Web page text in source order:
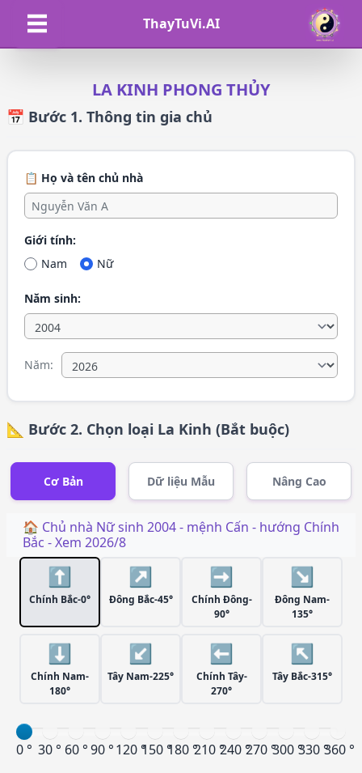
ThayTuVi.AI
LA KINH PHONG THỦY
📅 Bước 1. Thông tin gia chủ
📋 Họ và tên chủ nhà
Giới tính:
Nam
Nữ
Năm sinh:
Năm:
📐 Bước 2. Chọn loại La Kinh (Bắt buộc)
Cơ Bản Dữ liệu Mẫu Nâng Cao
🏠 Chủ nhà Nữsinh 2004- mệnh Cấn - hướng Chính
Bắc - Xem 2026/8
⬆️
Chính Bắc-0°
↗️
Đông Bắc-45°
➡️
Chính Đông-
90°
↘️
Đông Nam-
135°
⬇️
Chính Nam-
180°
↙️
Tây Nam-225°
⬅️
Chính Tây-
270°
↖️
Tây Bắc-315°
0 ° 30 ° 60 °90 °120 °150 °180 °210 °240 °270 °300 °330 °360 °